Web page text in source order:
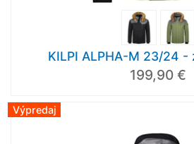
KILPI ALPHA-M 23/24 -
199,90 €
Výpredaj